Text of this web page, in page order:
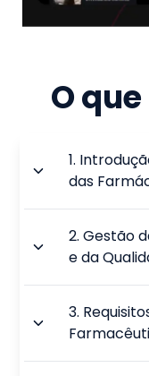
O
1.
das
2.Gestão
e da
3.